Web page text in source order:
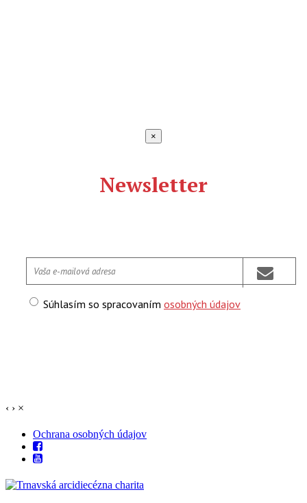
×
Newsletter
Súhlasím so spracovaním osobných údajov
‹ › ×
Ochrana osobných údajov